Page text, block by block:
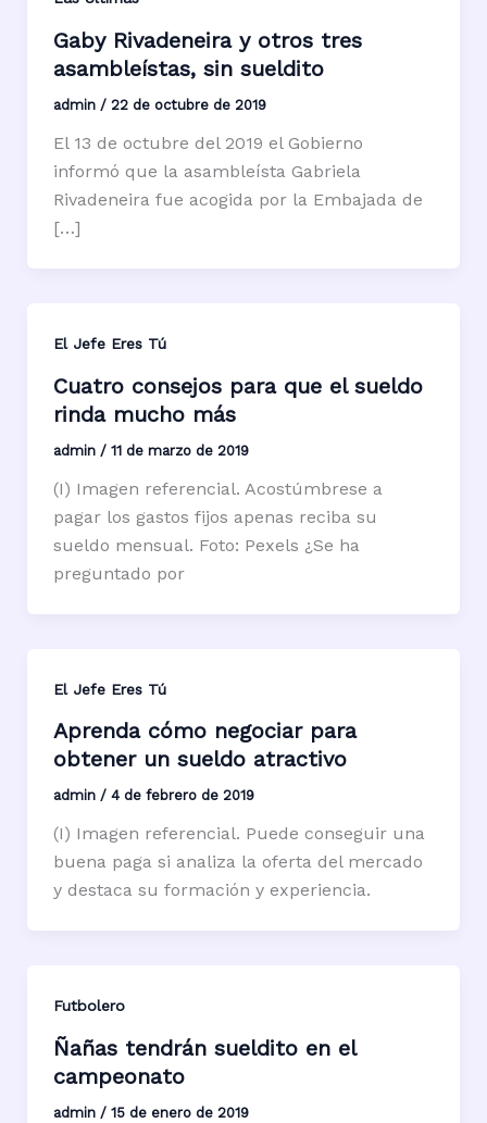
Gaby Rivadeneira y otros tres
asambleístas, sin sueldito
admin / 22 de octubre de 2019
El 13 de octubre del 2019 el Gobierno
informó que la asambleísta Gabriela
Rivadeneira fue acogida por la Embajada de
[…]
El Jefe Eres Tú
Cuatro consejos para que el sueldo
rinda mucho más
admin / 11 de marzo de 2019
(I) Imagen referencial. Acostúmbrese a
pagar los gastos fijos apenas reciba su
sueldo mensual. Foto: Pexels ¿Se ha
preguntado por
El Jefe Eres Tú
Aprenda cómo negociar para
obtener un sueldo atractivo
admin / 4 de febrero de 2019
(I) Imagen referencial. Puede conseguir una
buena paga si analiza la oferta del mercado
y destaca su formación y experiencia.
Futbolero
Ñañas tendrán sueldito en el
campeonato
admin / 15 de enero de 2019